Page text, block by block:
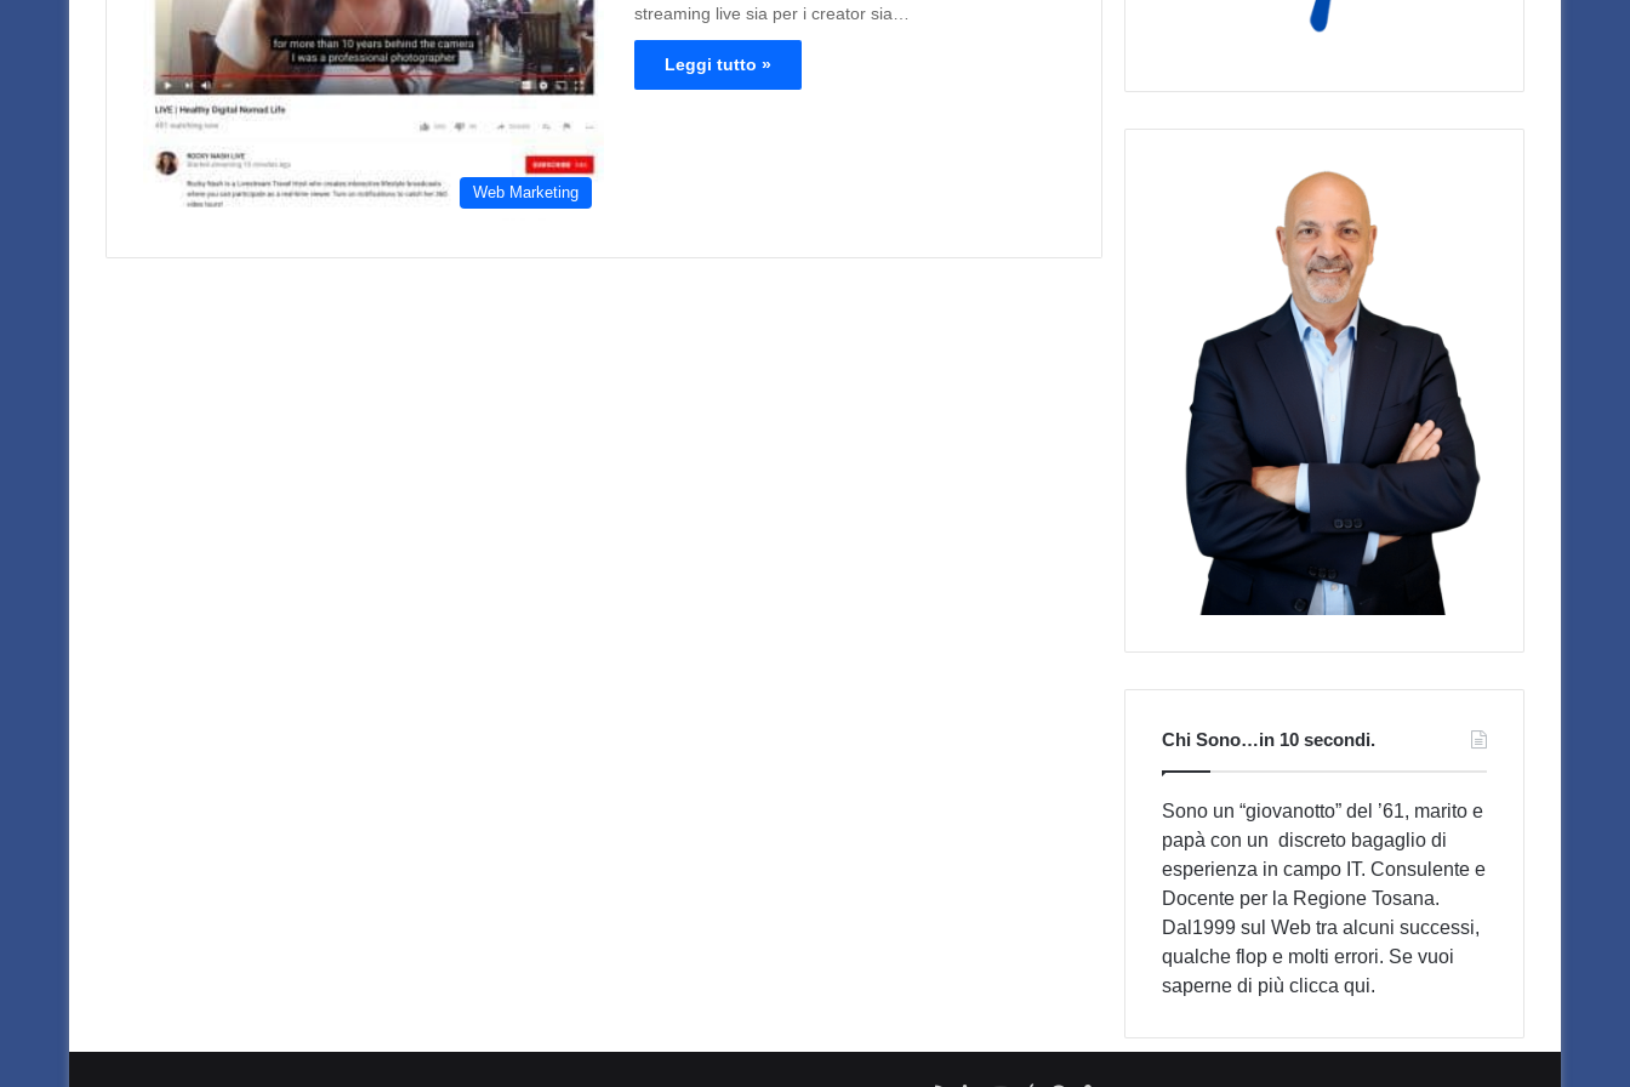
Web Marketing
streaming live sia per i creator sia…
Leggi tutto »
Chi Sono…in 10 secondi.
Sono un “giovanotto” del ’61, marito e
papà con un discreto bagaglio di
esperienza in campo IT. Consulente e
Docente per la Regione Tosana.
Dal1999 sul Web tra alcuni successi,
qualche flop e molti errori. Se vuoi
saperne di più clicca qui.